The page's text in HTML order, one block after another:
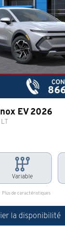
EV 2026
Variable
Plus de caractéristiques
la disponibilité